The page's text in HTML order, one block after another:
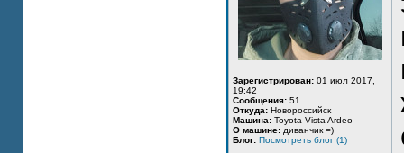
Зарегистрирован: 01 июл 2017,
19:42
Сообщения: 51
Откуда: Новороссийск
Машина: Toyota Vista Ardeo
О машине: диванчик =)
Блог: Посмотреть блог (1)